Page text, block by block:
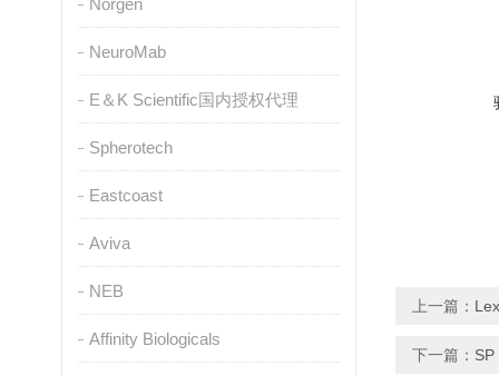
Norgen
NeuroMab
E＆K Scientific国内授权代理
Spherotech
Eastcoast
Aviva
NEB
Affinity Biologicals
上一篇：
下一篇：